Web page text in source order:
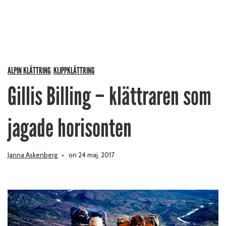
ALPIN KLÄTTRING, KLIPPKLÄTTRING
Gillis Billing – klättraren som
jagade horisonten
Janna Askenberg on 24 maj, 2017